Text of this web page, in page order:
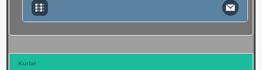
Kurlar